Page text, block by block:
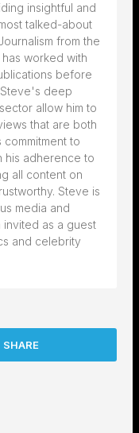
insightful and
talked-about
from the
worked with
before
deep
allow him to
that are both
to
his adherence to
all content on
Steve is
media and
invited as a guest
and celebrity
SHARE